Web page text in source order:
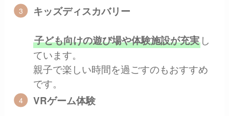
キッズディスカバリー
子ども向けの遊び場や体験施設が充実し
ています。
親子で楽しい時間を過ごすのもおすすめ
です。
VRゲーム体験